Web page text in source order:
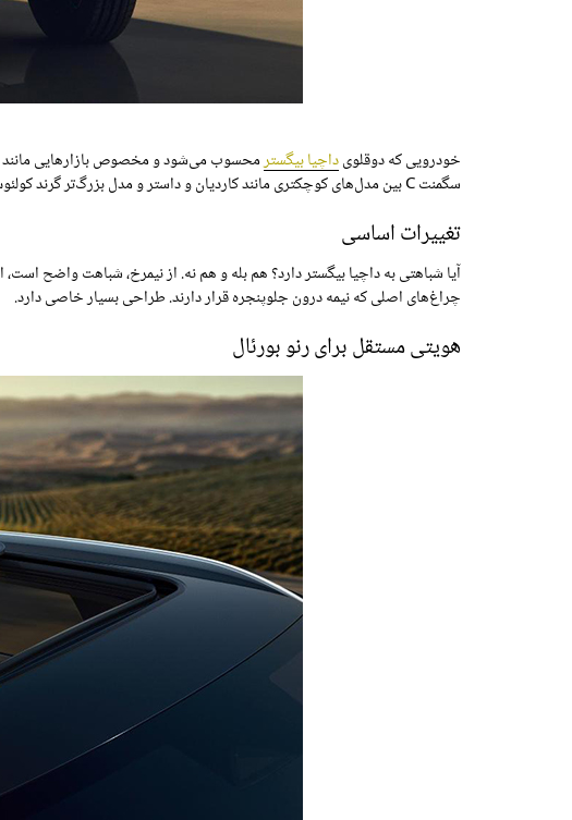
خودرویی که دوقلویداچیا بیگسترمحسوب می‌شود و مخصوص بازارهایی مانند
سگمنت C بین مدل‌های کوچکتری مانند کاردیان و داستر و مدل بزرگ‌تر گرند کولئوس تکمیل می‌کند. در ادامه نگاهی داریم به این تازه‌وارد.
تغییرات اساسی
آیا شباهتی به داچیا بیگستر دارد؟ هم بله و هم نه. از نیمرخ، شباهت واضح
چراغ‌های اصلی که نیمه درون جلوپنجره قرار دارند. طراحی بسیار خاصی دارد.
هویتی مستقل برای رنو بورئال